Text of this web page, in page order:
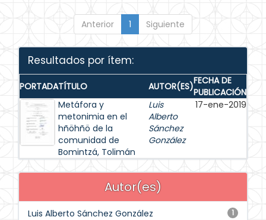
Anterior 1 Siguiente
Resultados por ítem:
PORTADATÍTULO AUTOR(ES)FECHA DE
PUBLICACIÓN
Metáfora y
metonimia en el
hñöhñö de la
comunidad de
Bomintzá, Tolimán
Luis
Alberto
Sánchez
González
17-ene-2019
Autor(es)
1
Luis Alberto Sánchez González